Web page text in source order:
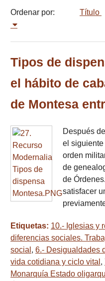
Ordenar por: Título
Tipos de
el hábito de
de Montesa
Después
el
orden
de
de
satisfacer
Etiquetas: 10.- Iglesias y
diferencias sociales.
social , 6.- Desigualdades
vida cotidiana y ciclo vital ,
Monarquía Estado